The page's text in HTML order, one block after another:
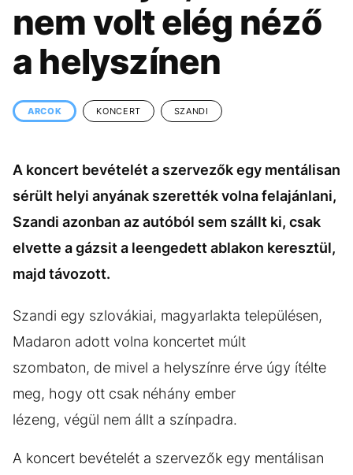
UTAZÁS
ÉLETMÓD DESIGN
BESZÉLGETÉSEK ARCOK
VIDEÓ TÖRTÉNETEK
nem volt elég néző
a helyszínen
ARCOK KONCERT SZANDI
A koncert bevételét a szervezők egy mentálisan
sérült helyi anyának szerették volna felajánlani,
Szandi azonban az autóból sem szállt ki, csak
elvette a gázsit a leengedett ablakon keresztül,
majd távozott.
Szandi egy szlovákiai, magyarlakta településen,
Madaron adott volna koncertet múlt
szombaton, de mivel a helyszínre érve úgy ítélte
meg, hogy ott csak néhány ember
lézeng, végül nem állt a színpadra.
A koncert bevételét a szervezők egy mentálisan